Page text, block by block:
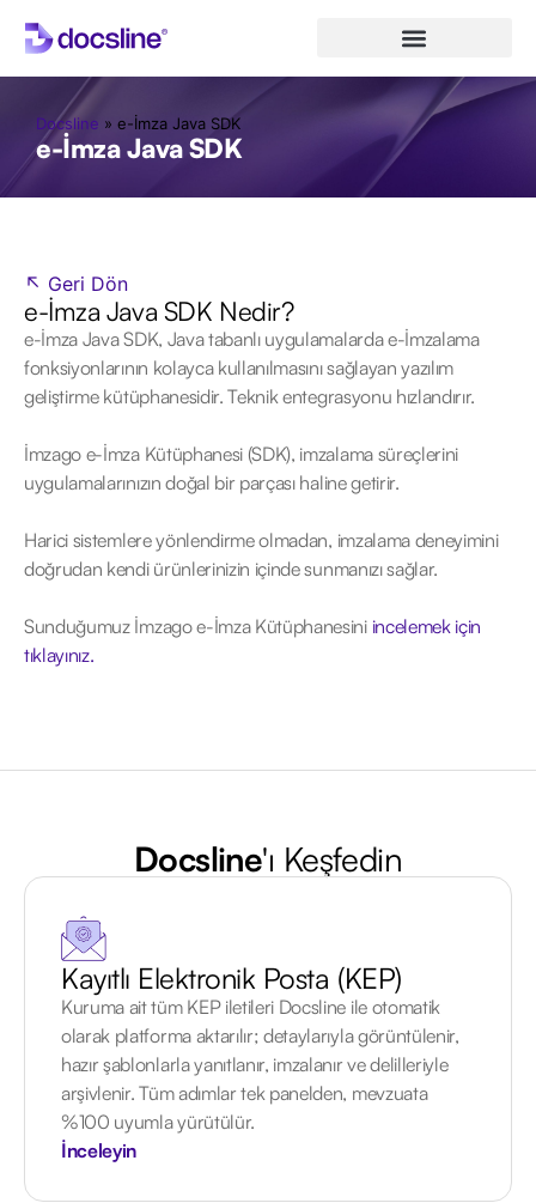
Docsline » e-İmza Java SDK
e-İmza Java SDK
↖ Geri Dön
e-İmza Java SDK Nedir?
e-İmza Java SDK, Java tabanlı uygulamalarda e-İmzalama
fonksiyonlarının kolayca kullanılmasını sağlayan yazılım
geliştirme kütüphanesidir. Teknik entegrasyonu hızlandırır.
İmzago e-İmza Kütüphanesi (SDK), imzalama süreçlerini
uygulamalarınızın doğal bir parçası haline getirir.
Harici sistemlere yönlendirme olmadan, imzalama deneyimini
doğrudan kendi ürünlerinizin içinde sunmanızı sağlar.
Sunduğumuz İmzago e-İmza Kütüphanesini incelemek için
tıklayınız.
Docsline'ı Keşfedin
Kayıtlı Elektronik Posta (KEP)
Kuruma ait tüm KEP iletileri Docsline ile otomatik
olarak platforma aktarılır; detaylarıyla görüntülenir,
hazır şablonlarla yanıtlanır, imzalanır ve delilleriyle
arşivlenir. Tüm adımlar tek panelden, mevzuata
%100 uyumla yürütülür.
İnceleyin